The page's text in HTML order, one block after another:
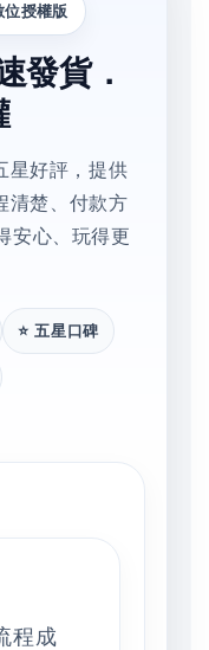
授權版
發貨．
星好評，提供
清楚、付款方
安心、玩得更
⭐ 五星口碑
程成